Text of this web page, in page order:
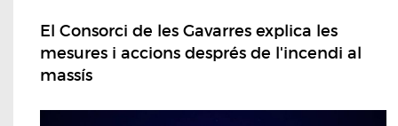
El Consorci de les Gavarres explica les
mesures i accions després de l'incendi al
massís